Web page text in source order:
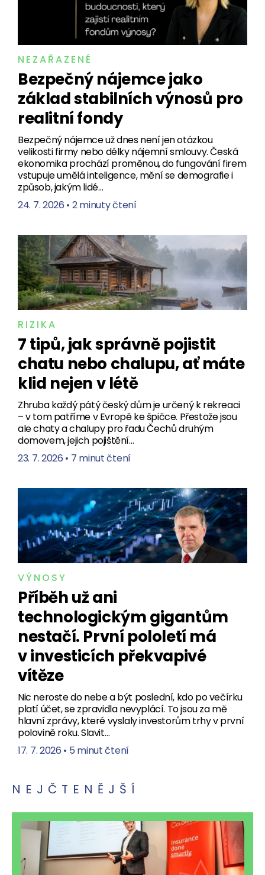
NEZAŘAZENÉ
Bezpečný nájemce jako
základ stabilních výnosů pro
realitní fondy
Bezpečný nájemce už dnes není jen otázkou
velikosti firmy nebo délky nájemní smlouvy. Česká
ekonomika prochází proměnou, do fungování firem
vstupuje umělá inteligence, mění se demografie i
způsob, jakým lidé…
24. 7. 2026 • 2 minuty čtení
RIZIKA
7 tipů, jak správně pojistit
chatu nebo chalupu, ať máte
klid nejen v létě
Zhruba každý pátý český dům je určený k rekreaci
– v tom patříme v Evropě ke špičce. Přestože jsou
ale chaty a chalupy pro řadu Čechů druhým
domovem, jejich pojištění…
23. 7. 2026 • 7 minut čtení
VÝNOSY
Příběh už ani
technologickým gigantům
nestačí. První pololetí má
v investicích překvapivé
vítěze
Nic neroste do nebe a být poslední, kdo po večírku
platí účet, se zpravidla nevyplácí. To jsou za mě
hlavní zprávy, které vyslaly investorům trhy v první
polovině roku. Slavit…
17. 7. 2026 • 5 minut čtení
NEJČTENĚJŠÍ